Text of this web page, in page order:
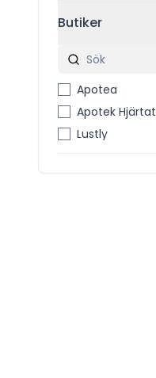
Butiker
Apotea
Apotek Hjärtat
Lustly